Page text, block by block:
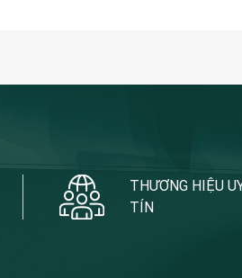
THƯƠNG HIỆU
TÍN